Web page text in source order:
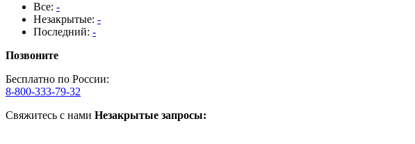
Все: -
Незакрытые: -
Последний: -
Позвоните
Бесплатно по России:
8-800-333-79-32
Свяжитесь с нами Незакрытые запросы: